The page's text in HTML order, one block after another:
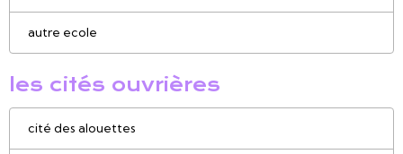
autre ecole
les cités ouvrières
cité des alouettes